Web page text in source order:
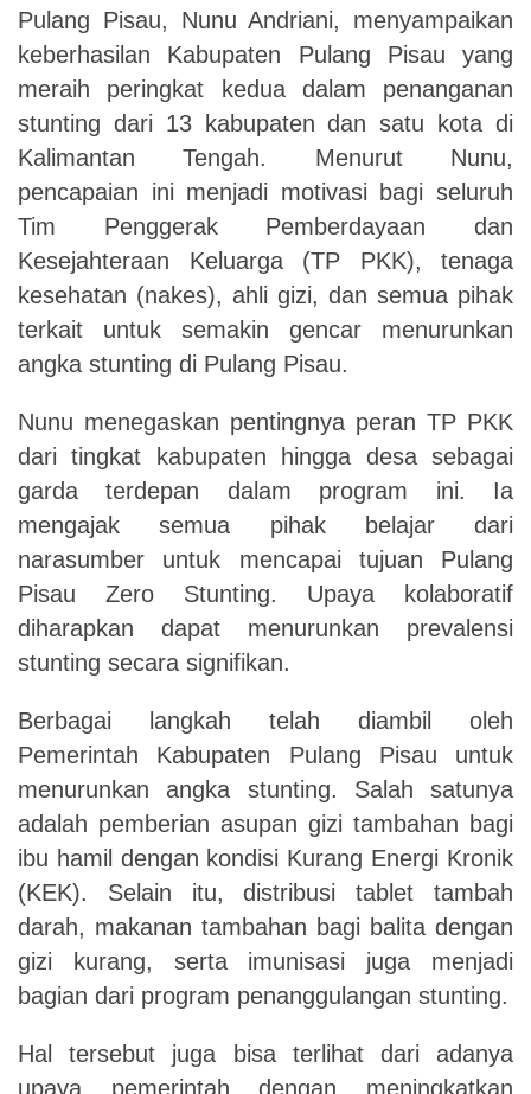
Pulang Pisau, Nunu Andriani, menyampaikan
keberhasilan Kabupaten Pulang Pisau yang
meraih peringkat kedua dalam penanganan
stunting dari 13 kabupaten dan satu kota di
Kalimantan Tengah. Menurut Nunu,
pencapaian ini menjadi motivasi bagi seluruh
Tim Penggerak Pemberdayaan dan
Kesejahteraan Keluarga (TP PKK), tenaga
kesehatan (nakes), ahli gizi, dan semua pihak
terkait untuk semakin gencar menurunkan
angka stunting di Pulang Pisau.
Nunu menegaskan pentingnya peran TP PKK
dari tingkat kabupaten hingga desa sebagai
garda terdepan dalam program ini. Ia
mengajak semua pihak belajar dari
narasumber untuk mencapai tujuan Pulang
Pisau Zero Stunting. Upaya kolaboratif
diharapkan dapat menurunkan prevalensi
stunting secara signifikan.
Berbagai langkah telah diambil oleh
Pemerintah Kabupaten Pulang Pisau untuk
menurunkan angka stunting. Salah satunya
adalah pemberian asupan gizi tambahan bagi
ibu hamil dengan kondisi Kurang Energi Kronik
(KEK). Selain itu, distribusi tablet tambah
darah, makanan tambahan bagi balita dengan
gizi kurang, serta imunisasi juga menjadi
bagian dari program penanggulangan stunting.
Hal tersebut juga bisa terlihat dari adanya
upaya pemerintah dengan meningkatkan